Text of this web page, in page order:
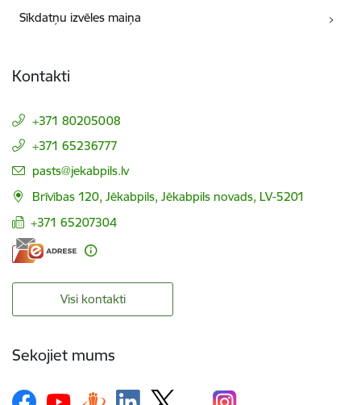
Sīkdatņu izvēles maiņa
Kontakti
+371 80205008
+371 65236777
E-pasts:
pasts@jekabpils.lv
Brīvības 120, Jēkabpils, Jēkabpils novads, LV-5201
+371 65207304
Visi kontakti
Sekojiet mums